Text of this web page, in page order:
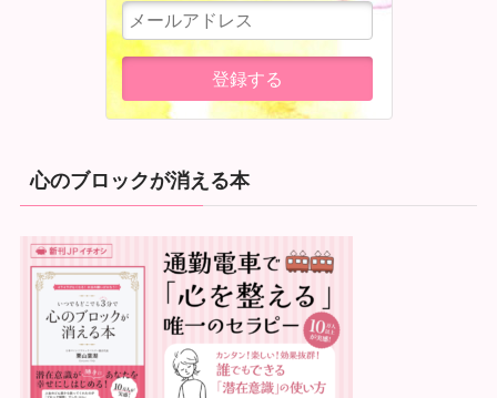
心のブロックが消える本